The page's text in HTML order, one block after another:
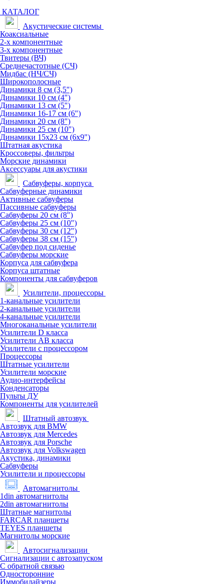
КАТАЛОГ
Акустические системы
Коаксиальные
2-х компонентные
3-х компонентные
Твитеры (ВЧ)
Среднечастотные (СЧ)
Мидбас (НЧ/СЧ)
Широкополосные
Динамики 8 см (3,5")
Динамики 10 см (4")
Динамики 13 см (5")
Динамики 16-17 см (6")
Динамики 20 см (8")
Динамики 25 см (10")
Динамики 15х23 см (6х9")
Штатная акустика
Кроссоверы, фильтры
Морские динамики
Аксессуары для акустики
Сабвуферы, корпуса
Сабвуферные динамики
Активные сабвуферы
Пассивные сабвуферы
Сабвуферы 20 см (8")
Сабвуферы 25 см (10")
Сабвуферы 30 см (12")
Сабвуферы 38 см (15")
Сабвуфер под сиденье
Сабвуферы морские
Корпуса для сабвуфера
Корпуса штатные
Компоненты для сабвуферов
Усилители, процессоры
1-канальные усилители
2-канальные усилители
4-канальные усилители
Многоканальные усилители
Усилители D класса
Усилители АВ класса
Усилители с процессором
Процессоры
Штатные усилители
Усилители морские
Аудио-интерфейсы
Конденсаторы
Пульты ДУ
Компоненты для усилителей
Штатный автозвук
Автозвук для BMW
Автозвук для Mercedes
Автозвук для Porsche
Автозвук для Volkswagen
Акустика, динамики
Сабвуферы
Усилители и процессоры
Автомагнитолы
1din автомагнитолы
2din автомагнитолы
Штатные магнитолы
FARCAR планшеты
TEYES планшеты
Магнитолы морские
Автосигнализации
Сигнализации с автозапуском
С обратной связью
Односторонние
Иммобилайзеры